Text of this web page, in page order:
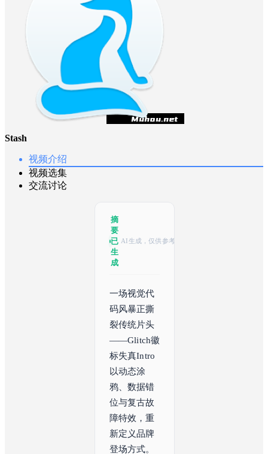
Stash
视频介绍
视频选集
交流讨论
摘
要
已
生
成
AI生成，仅供参考
一场视觉代
码风暴正撕
裂传统片头
——Glitch徽
标失真Intro
以动态涂
鸦、数据错
位与复古故
障特效，重
新定义品牌
登场方式。